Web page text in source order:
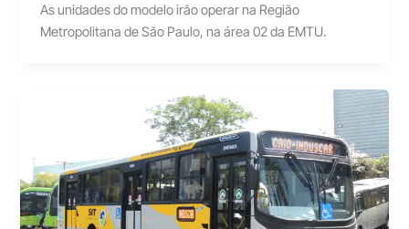
As unidades do modelo irão operar na Região
Metropolitana de São Paulo, na área 02 da EMTU.